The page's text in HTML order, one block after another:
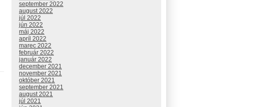
september 2022
august 2022
júl 2022
jún 2022
máj 2022
apríl 2022
marec 2022
február 2022
január 2022
december 2021
november 2021
október 2021
september 2021
august 2021
júl 2021